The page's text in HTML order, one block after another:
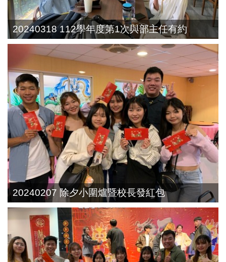
20240318 112學年度第1次與部主任有約
20240207 除夕小圍爐暨校長發紅包